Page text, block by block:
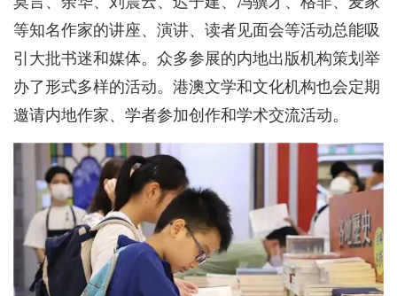
等知名作家的讲座、演讲、读者见面会等活动总能吸
引大批书迷和媒体。众多参展的内地出版机构策划举
办了形式多样的活动。港澳文学和文化机构也会定期
邀请内地作家、学者参加创作和学术交流活动。